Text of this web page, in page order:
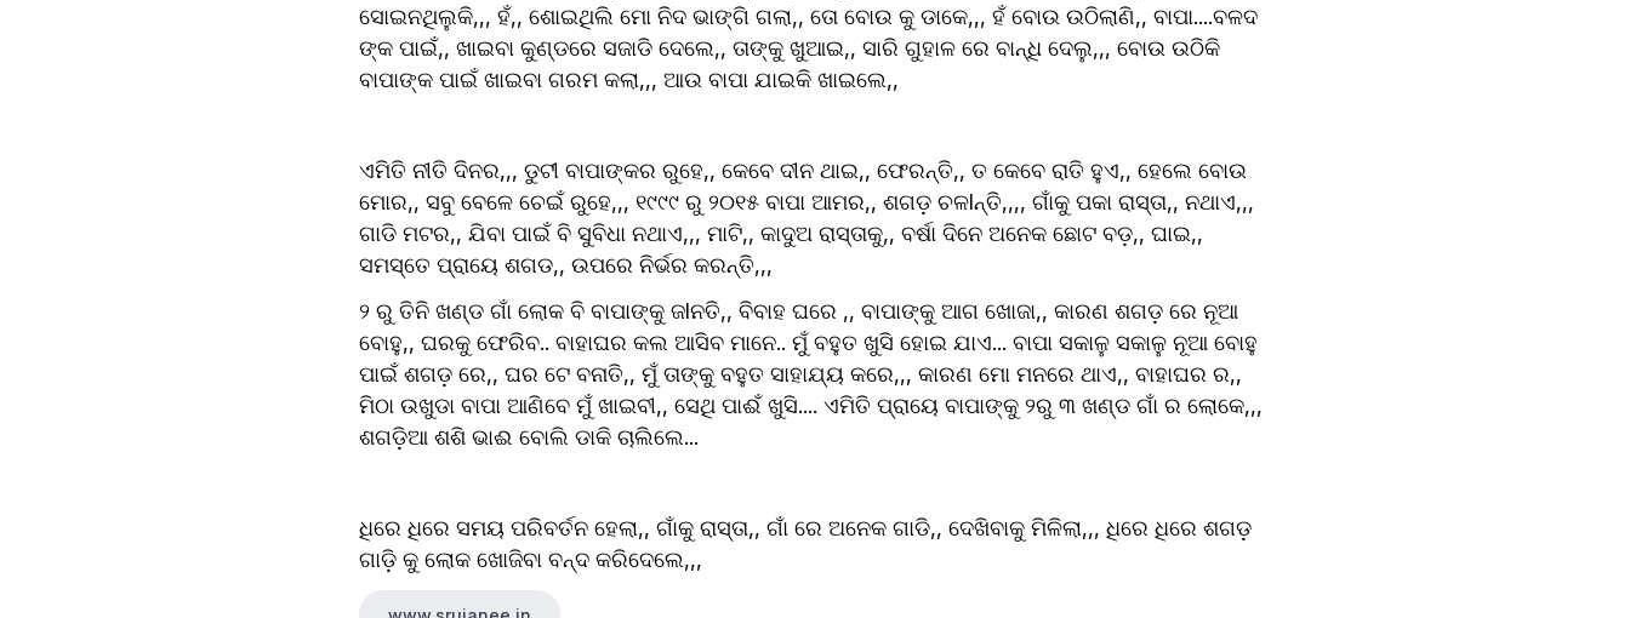
ସୋଇନଥିଲୁକି,,, ହଁ,, ଶୋଇଥିଲି ମୋ ନିଦ ଭାଙ୍ଗି ଗଲା,, ତୋ ବୋଉ କୁ ଡାକେ,,, ହଁ ବୋଉ ଉଠିଲାଣି,, ବାପା....ବଳଦ
ଙ୍କ ପାଇଁ,, ଖାଇବା କୁଣ୍ଡରେ ସଜାଡି ଦେଲେ,, ତାଙ୍କୁ ଖୁଆଇ,, ସାରି ଗୁହାଳ ରେ ବାନ୍ଧି ଦେଲୁ,,, ବୋଉ ଉଠିକି
ବାପାଙ୍କ ପାଇଁ ଖାଇବା ଗରମ କଲା,,, ଆଉ ବାପା ଯାଇକି ଖାଇଲେ,,
ଏମିତି ନୀତି ଦିନର,,, ଡୁଟୀ ବାପାଙ୍କର ରୁହେ,, କେବେ ଦୀନ ଥାଇ,, ଫେରନ୍ତି,, ତ କେବେ ରାତି ହୁଏ,, ହେଲେ ବୋଉ
ମୋର,, ସବୁ ବେଳେ ଚେଇଁ ରୁହେ,,, ୧୯୯୯ ରୁ ୨୦୧୫ ବାପା ଆମର,, ଶଗଡ଼ ଚଳlନ୍ତି,,,, ଗାଁକୁ ପକା ରାସ୍ତା,, ନଥାଏ,,,
ଗାଡି ମଟର,, ଯିବା ପାଇଁ ବି ସୁବିଧା ନଥାଏ,,, ମାଟି,, କାଦୁଅ ରାସ୍ତାକୁ,, ବର୍ଷା ଦିନେ ଅନେକ ଛୋଟ ବଡ଼,, ଘାଇ,,
ସମସ୍ତେ ପ୍ରାୟେ ଶଗଡ,, ଉପରେ ନିର୍ଭର କରନ୍ତି,,,
୨ ରୁ ତିନି ଖଣ୍ଡ ଗାଁ ଲୋକ ବି ବାପାଙ୍କୁ ଜlନତି,, ବିବାହ ଘରେ ,, ବାପାଙ୍କୁ ଆଗ ଖୋଜା,, କାରଣ ଶଗଡ଼ ରେ ନୂଆ
ବୋହୁ,, ଘରକୁ ଫେରିବ.. ବାହାଘର କଲ ଆସିବ ମାନେ.. ମୁଁ ବହୁତ ଖୁସି ହୋଇ ଯାଏ... ବାପା ସକାଳୁ ସକାଳୁ ନୂଆ ବୋହୁ
ପାଇଁ ଶଗଡ଼ ରେ,, ଘର ଟେ ବନାତି,, ମୁଁ ତାଙ୍କୁ ବହୁତ ସାହାଯ୍ୟ କରେ,,, କାରଣ ମୋ ମନରେ ଥାଏ,, ବାହାଘର ର,,
ମିଠା ଉଖୁଡା ବାପା ଆଣିବେ ମୁଁ ଖାଇବୀ,, ସେଥି ପାଈଁ ଖୁସି.... ଏମିତି ପ୍ରାୟେ ବାପାଙ୍କୁ ୨ରୁ ୩ ଖଣ୍ଡ ଗାଁ ର ଲୋକେ,,,
ଶଗଡ଼ିଆ ଶଶି ଭାଈ ବୋଲି ଡାକି ଚାଲିଲେ...
ଧିରେ ଧିରେ ସମୟ ପରିବର୍ତନ ହେଲା,, ଗାଁକୁ ରାସ୍ତା,, ଗାଁ ରେ ଅନେକ ଗାଡି,, ଦେଖିବାକୁ ମିଳିଲା,,, ଧିରେ ଧିରେ ଶଗଡ଼
ଗାଡ଼ି କୁ ଲୋକ ଖୋଜିବା ବନ୍ଦ କରିଦେଲେ,,,